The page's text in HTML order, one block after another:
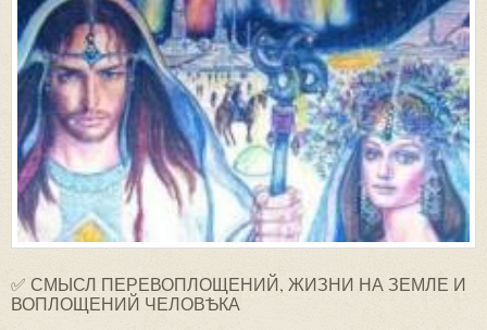
✅ СМЫСЛ ПЕРЕВОПЛОЩЕНИЙ, ЖИЗНИ НА ЗЕМЛЕ И
ВОПЛОЩЕНИЙ ЧЕЛОВѢКА